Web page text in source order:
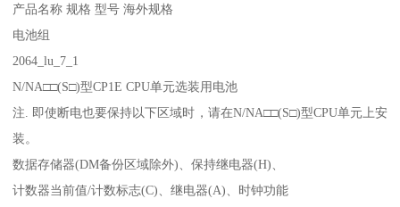
产品名称 规格 型号 海外规格
电池组
2064_lu_7_1
N/NA□□(S□)型CP1E CPU单元选装用电池
注. 即使断电也要保持以下区域时，请在N/NA□□(S□)型CPU单元上安
装。
数据存储器(DM备份区域除外)、保持继电器(H)、
计数器当前值/计数标志(C)、继电器(A)、时钟功能